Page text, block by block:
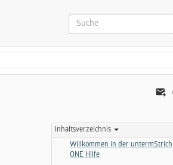
Inhaltsverzeichnis
Willkommen in der untermStrich
ONE Hilfe